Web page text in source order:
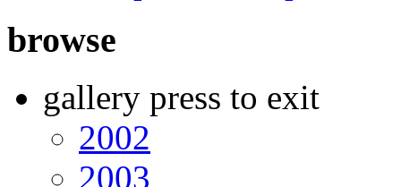
browse
gallery press to exit
2002
2003